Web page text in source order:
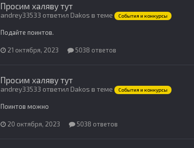
Просим халяву тут
andrey33533 ответил Dakos в теме События и конкурсы
Подайте поинтов.
21 октября, 2023 5038 ответов
Просим халяву тут
andrey33533 ответил Dakos в теме События и конкурсы
Поинтов можно
20 октября, 2023 5038 ответов